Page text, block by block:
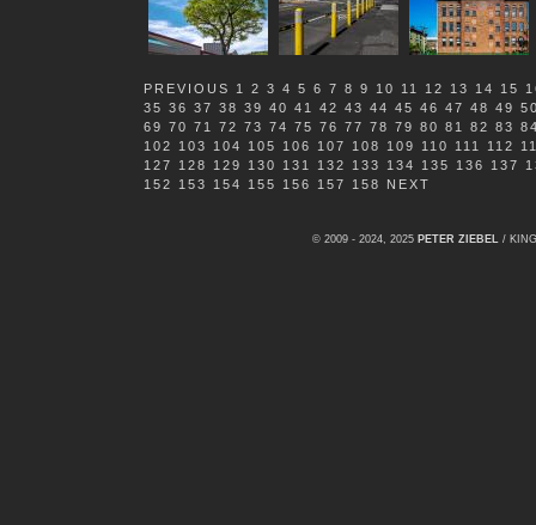
PREVIOUS 1 2 3 4 5 6 7 8 9 10 11 12 13 14 15
35 36 37 38 39 40 41 42 43 44 45 46 47 48 49
69 70 71 72 73 74 75 76 77 78 79 80 81 82 83
102
103 104 105 106 107 108 109 110 111 112
127
128 129 130 131 132 133 134 135 136 137
152
153 154 155 156 157 158 NEXT
© 2009 - 2024, 2025 PETER ZIEBEL /